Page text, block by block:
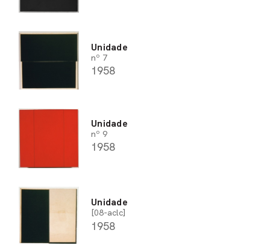
Unidade
nº 7
1958
Unidade
nº 9
1958
Unidade
[08-aclc]
1958